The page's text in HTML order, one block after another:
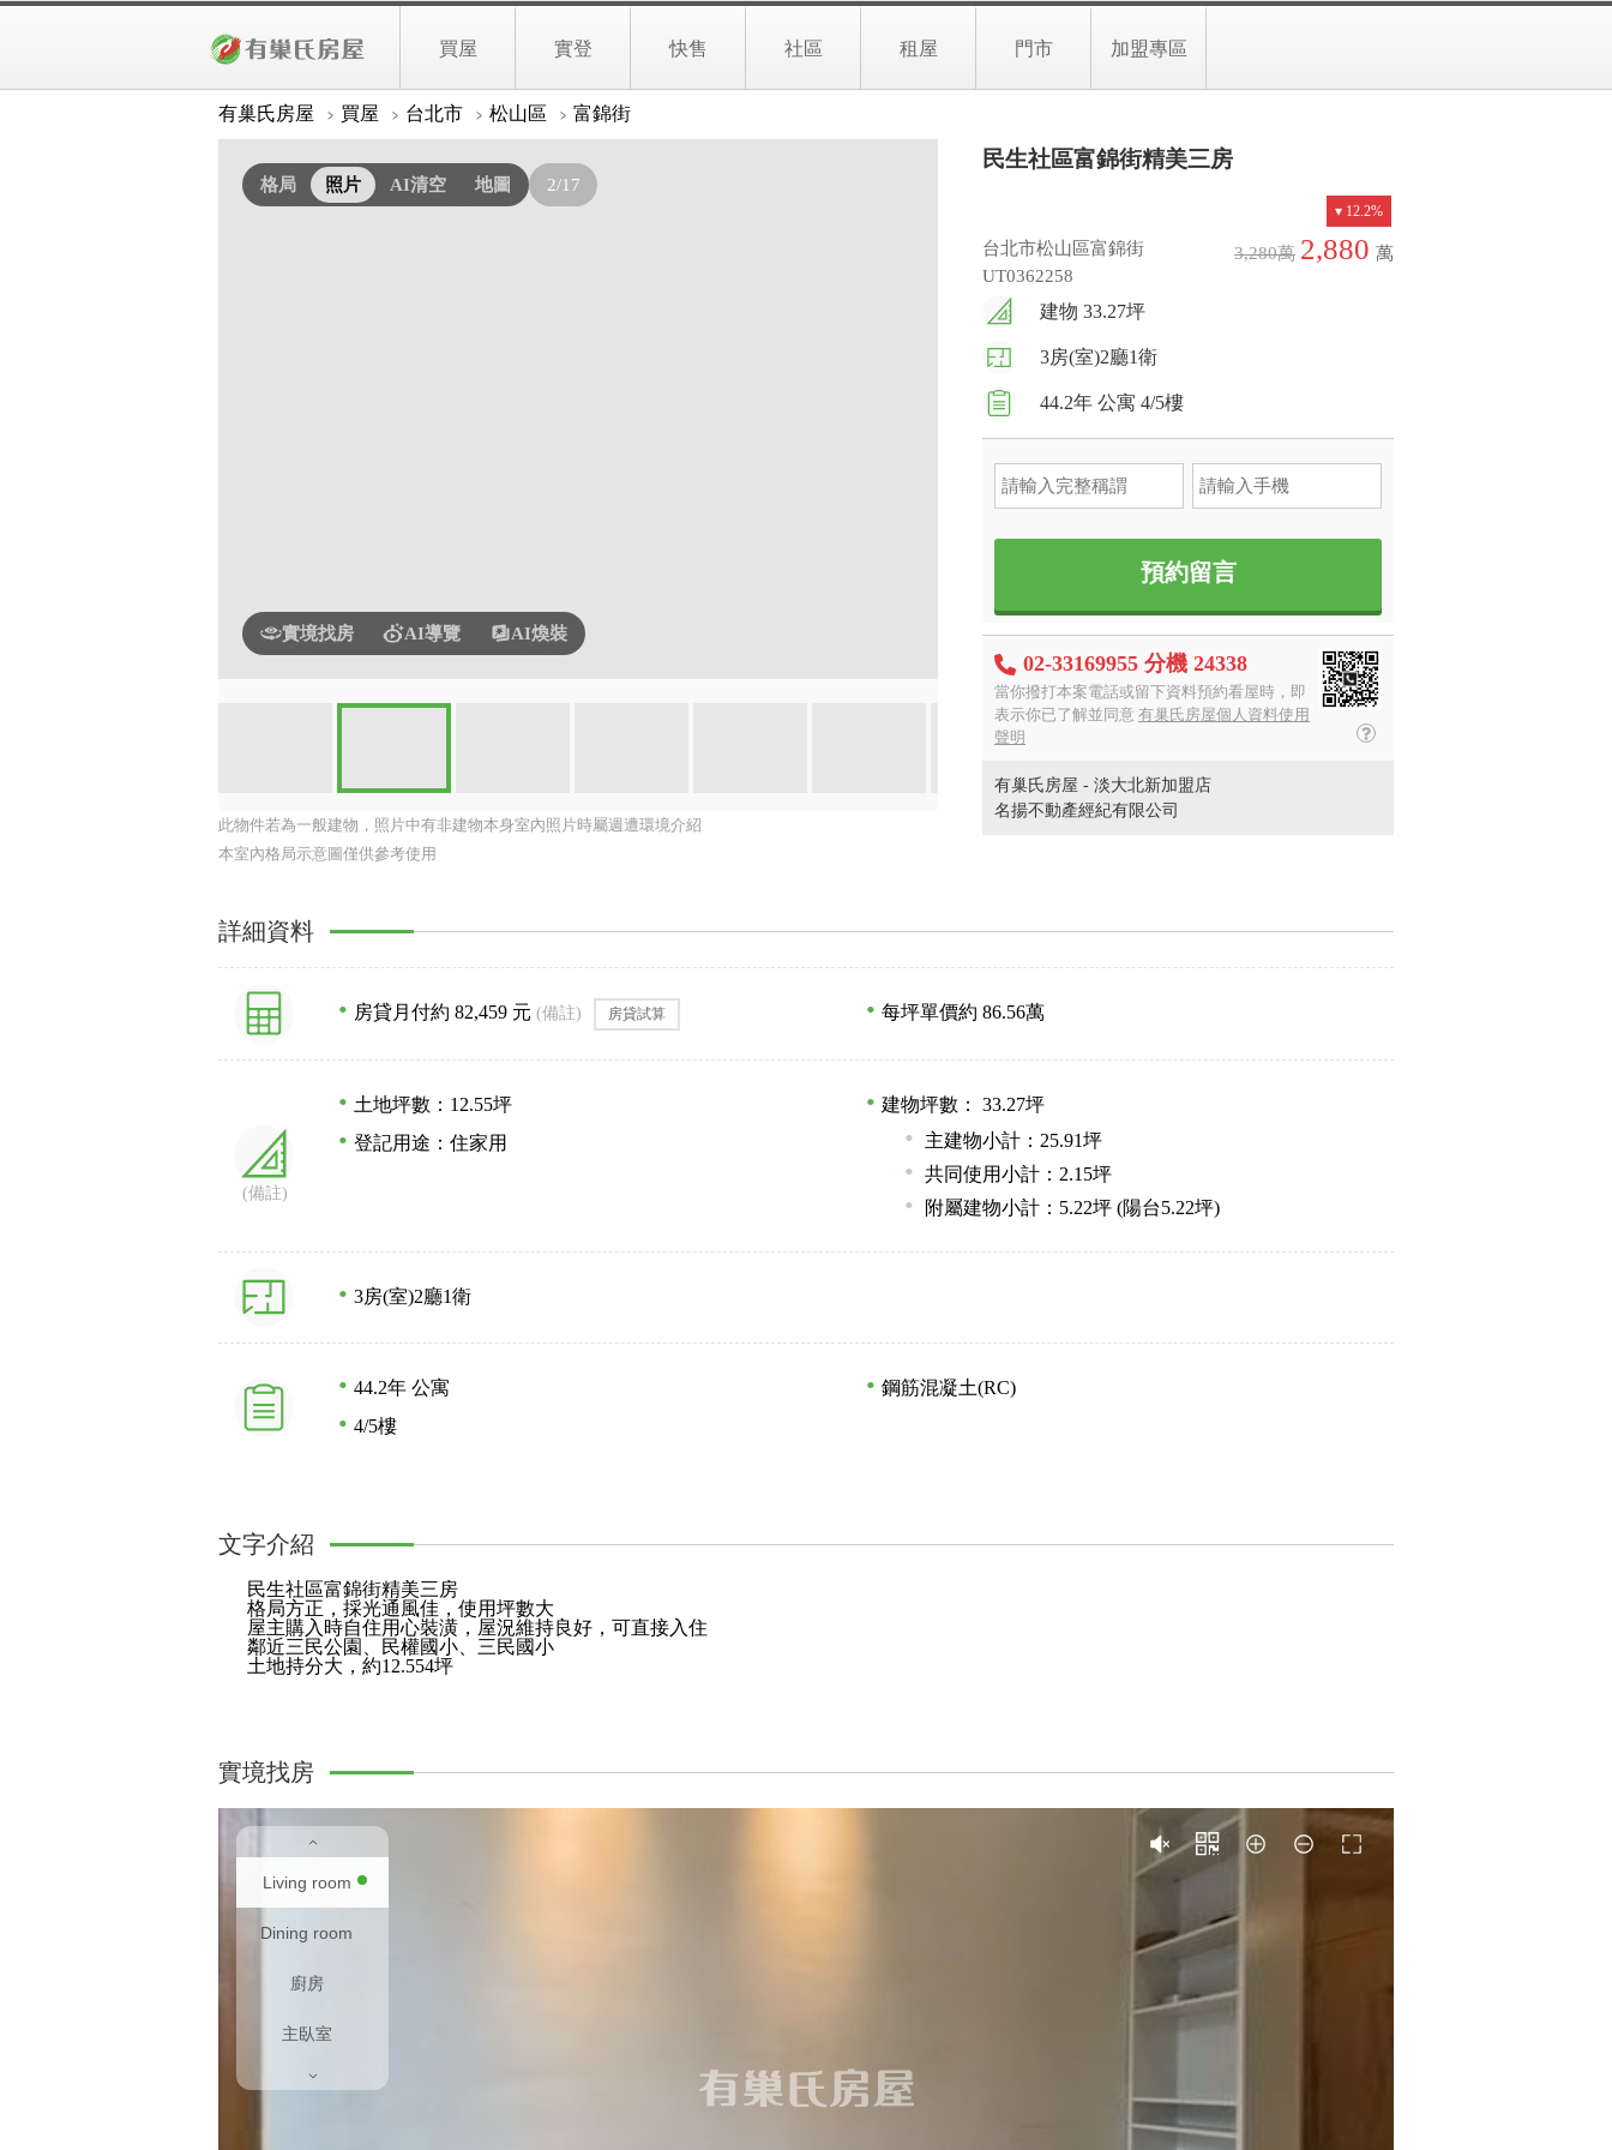
買屋 實登 快售 社區 租屋 門市 加盟專區
有巢氏房屋
買屋 台北市 松山區 富錦街
格局 照片 AI清空 地圖 2/17
實境找房 AI導覽 AI煥裝
此物件若為一般建物，照片中有非建物本身室內照片時屬週遭環境介紹
本室內格局示意圖僅供參考使用
民生社區富錦街精美三房
台北市松山區富錦街
UT0362258
12.2%
3,280萬 2,880 萬
建物 33.27坪
3房(室)2廳1衛
44.2年 公寓 4/5樓
預約留言
02-33169955 分機 24338
當你撥打本案電話或留下資料預約看屋時，即
表示你已了解並同意 有巢氏房屋個人資料使用
聲明
有巢氏房屋 - 淡大北新加盟店
名揚不動產經紀有限公司
詳細資料
房貸月付約 82,459 元 (備註) 房貸試算 每坪單價約 86.56萬
(備註)
土地坪數：12.55坪
登記用途：住家用
建物坪數： 33.27坪
主建物小計：25.91坪
共同使用小計：2.15坪
附屬建物小計：5.22坪 (陽台5.22坪)
3房(室)2廳1衛
44.2年 公寓
4/5樓
鋼筋混凝土(RC)
文字介紹
民生社區富錦街精美三房
格局方正，採光通風佳，使用坪數大
屋主購入時自住用心裝潢，屋況維持良好，可直接入住
鄰近三民公園、民權國小、三民國小
土地持分大，約12.554坪
實境找房